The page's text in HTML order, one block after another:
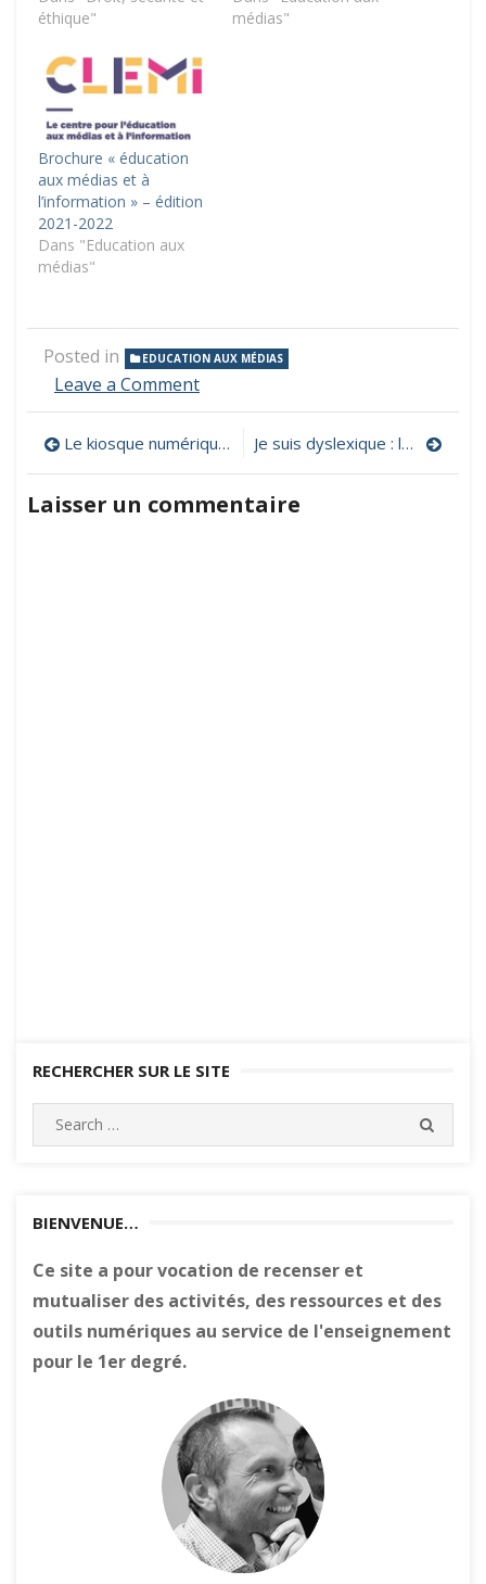
éthique"
médias"
Brochure « éducation
aux médias et à
l’information » – édition
2021-2022
Dans "Education aux
médias"
Posted in EDUCATION AUX MÉDIAS
Leave a Commenton
canulars
pour
travailler
l’esprit
Navigation
de
l’article
Le kiosque numérique de l’éducation Je suis dyslexique : le film d’animation
Laisser un commentaire
RECHERCHER SUR LE SITE
BIENVENUE…
Ce site a pour vocation de recenser et
mutualiser des activités, des ressources et des
outils numériques au service de l'enseignement
pour le 1er degré.